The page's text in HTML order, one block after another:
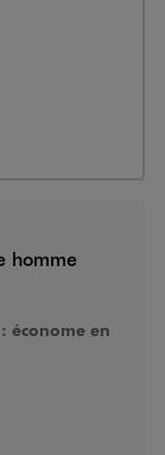
homme
économe en